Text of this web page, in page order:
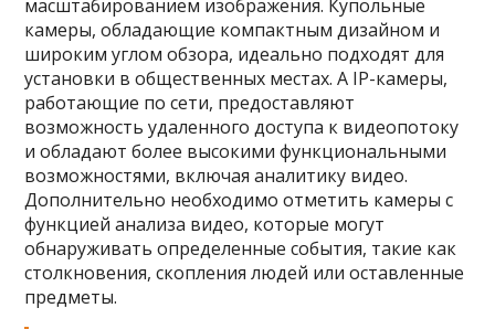
масштабированием изображения. Купольные
камеры, обладающие компактным дизайном и
широким углом обзора, идеально подходят для
установки в общественных местах. А IP-камеры,
работающие по сети, предоставляют
возможность удаленного доступа к видеопотоку
и обладают более высокими функциональными
возможностями, включая аналитику видео.
Дополнительно необходимо отметить камеры с
функцией анализа видео, которые могут
обнаруживать определенные события, такие как
столкновения, скопления людей или оставленные
предметы.